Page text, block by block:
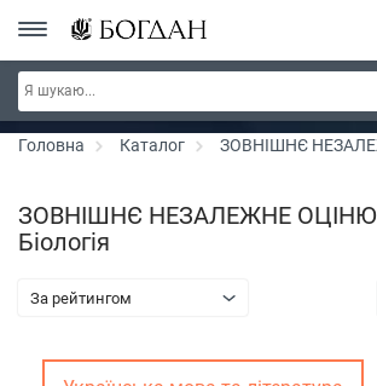
Серія "Вандербікери" ~ знижка 25%
Головна Каталог ЗОВНІШНЄ
ЗОВНІШНЄ НЕЗАЛЕЖНЕ
Біологія
За рейтингом